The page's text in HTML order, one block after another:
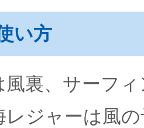
い方
風裏、サーフ
レジャーは風